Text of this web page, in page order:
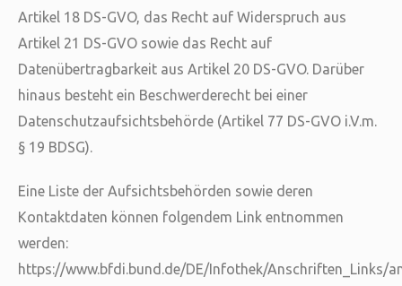
Artikel 18 DS-GVO, das Recht auf Widerspruch aus
Artikel 21 DS-GVO sowie das Recht auf
Datenübertragbarkeit aus Artikel 20 DS-GVO. Darüber
hinaus besteht ein Beschwerderecht bei einer
Datenschutzaufsichtsbehörde (Artikel 77 DS-GVO i.V.m.
§ 19 BDSG).
Eine Liste der Aufsichtsbehörden sowie deren
Kontaktdaten können folgendem Link entnommen
werden:
https://www.bfdi.bund.de/DE/Infothek/Anschriften_Links/